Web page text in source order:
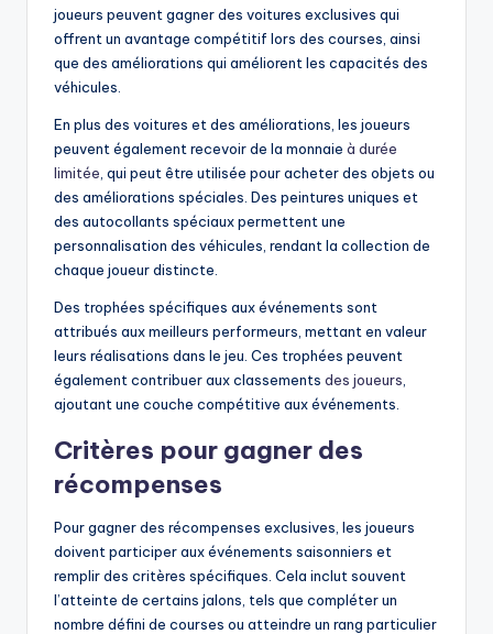
joueurs peuvent gagner des voitures exclusives qui
offrent un avantage compétitif lors des courses, ainsi
que des améliorations qui améliorent les capacités des
véhicules.
En plus des voitures et des améliorations, les joueurs
peuvent également recevoir de la monnaie à durée
limitée , qui peut être utilisée pour acheter des objets ou
des améliorations spéciales. Des peintures uniques et
des autocollants spéciaux permettent une
personnalisation des véhicules, rendant la collection de
chaque joueur distincte.
Des trophées spécifiques aux événements sont
attribués aux meilleurs performeurs, mettant en valeur
leurs réalisations dans le jeu. Ces trophées peuvent
également contribuer aux classements des joueurs
ajoutant une couche compétitive aux événements.
Critères pour gagner des
récompenses
Pour gagner des récompenses exclusives, les joueurs
doivent participer aux événements saisonniers et
remplir des critères spécifiques. Cela inclut souvent
l’atteinte de certains jalons, tels que compléter un
nombre défini de courses ou atteindre un rang particulier